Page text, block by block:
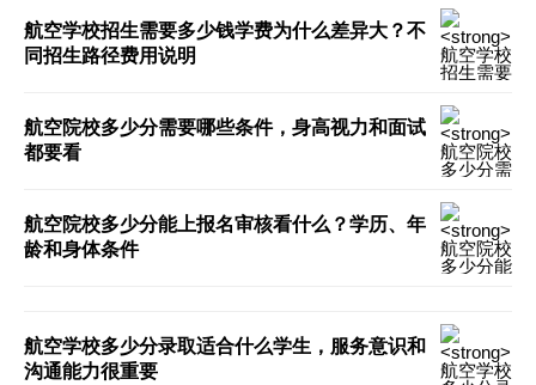
航空学校招生需要多少钱学费为什么差异大？不
同招生路径费用说明
航空院校多少分需要哪些条件，身高视力和面试
都要看
航空院校多少分能上报名审核看什么？学历、年
龄和身体条件
航空学校多少分录取适合什么学生，服务意识和
沟通能力很重要